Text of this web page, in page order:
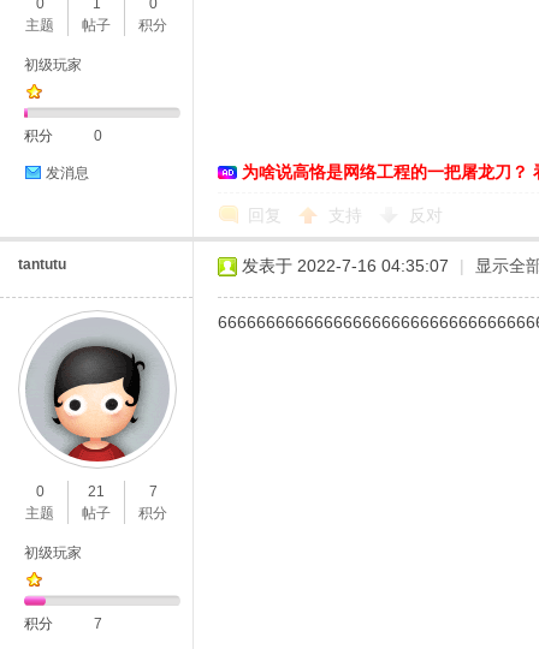
0
主题
1
帖子
0
积分
初级玩家
积分 0
发消息 为啥说高恪是网络工程的一把屠龙刀？
回复 支持 反对
tantutu
0
主题
21
帖子
7
积分
初级玩家
积分 7
发表于 2022-7-16 04:35:07 | 显示全